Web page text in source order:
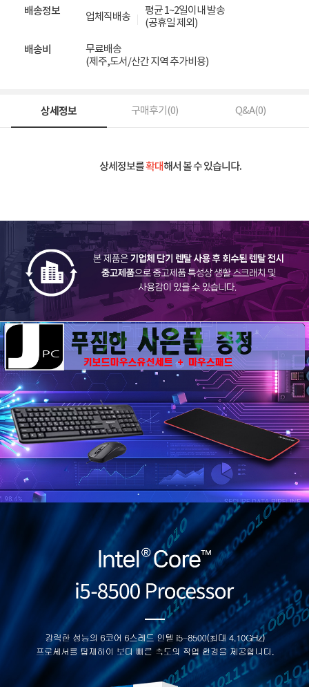
배송정보 업체직배송
평균 1~2일이내 발송
(공휴일 제외)
배송비
무료배송
(제주,도서/산간 지역 추가비용)
상세정보 구매후기(0) Q&A(0)
상세정보를확대해서 볼 수 있습니다.